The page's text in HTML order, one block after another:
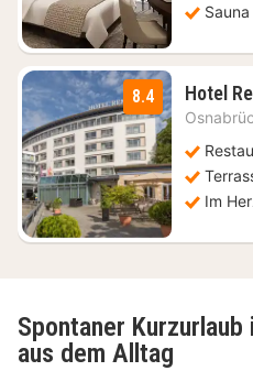
Sauna
8.4 Hotel
Im
Spontaner
aus dem Alltag